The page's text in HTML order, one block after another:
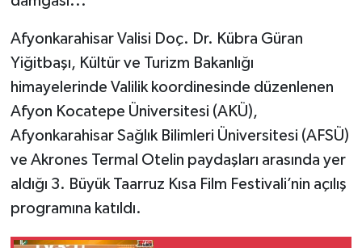
Afyonkarahisar Valisi Doç. Dr. Kübra Güran
Yiğitbaşı, Kültür ve Turizm Bakanlığı
himayelerinde Valilik koordinesinde düzenlenen
Afyon Kocatepe Üniversitesi (AKÜ),
Afyonkarahisar Sağlık Bilimleri Üniversitesi (AFSÜ)
ve Akrones Termal Otelin paydaşları arasında yer
aldığı 3. Büyük Taarruz Kısa Film Festivali’nin açılış
programına katıldı.